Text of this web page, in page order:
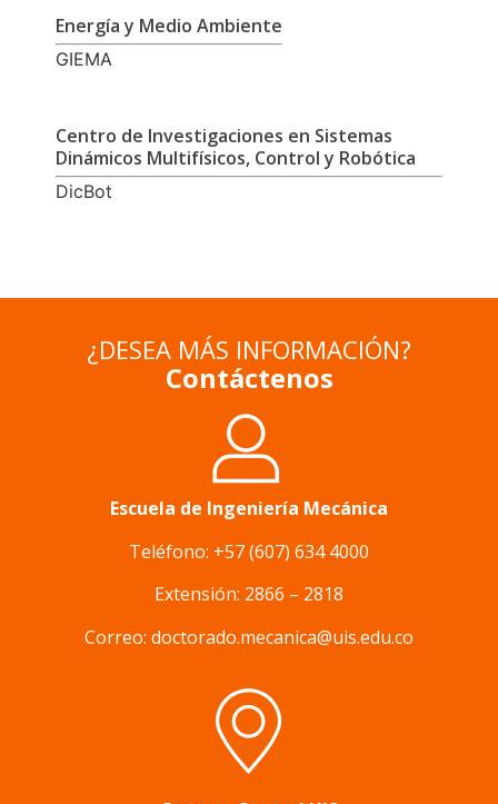
Energía y Medio Ambiente
GIEMA
Centro de Investigaciones en Sistemas
Dinámicos Multifísicos, Control y Robótica
DicBot
¿DESEA MÁS INFORMACIÓN?
Contáctenos
Escuela de Ingeniería Mecánica
Teléfono: +57 (607) 634 4000
Extensión: 2866 – 2818
Correo: doctorado.mecanica@uis.edu.co